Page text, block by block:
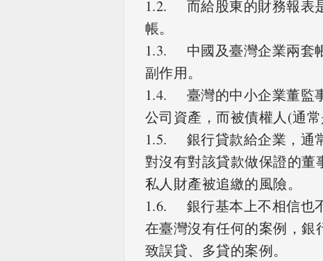
1.2. 而給股東的財務報表
帳。
1.3. 中國及臺灣企業兩套
副作用。
1.4. 臺灣的中小企業董監
公司資產，而被債權人(通
1.5. 銀行貸款給企業，通
對沒有對該貸款做保證的
私人財產被追繳的風險。
1.6. 銀行基本上不相信也
在臺灣沒有任何的案例，
致誤貸、多貸的案例。